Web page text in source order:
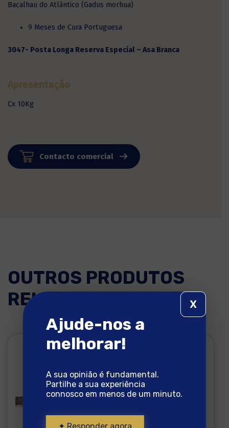
Bacalhau do Atlântico (Gadus morhua)
9 Meses de Cura Portuguesa
3047- Posta Longa Reserva Especial – Asa Branca
Apresentação
Cx 10Kg
Contacto comercial
OUTROS PRODUTOS
RELACIONADOS
Ajude-nos a
melhorar!
A sua opinião é fundamental.
Partilhe a sua experiência
connosco em menos de um minuto.
X